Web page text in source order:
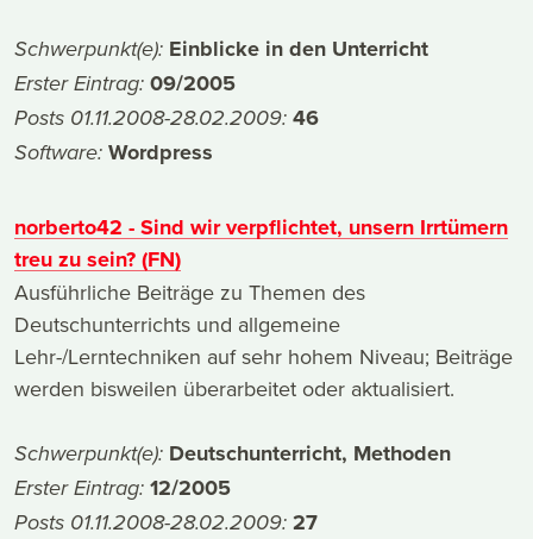
Schwerpunkt(e): Einblicke in den Unterricht
Erster Eintrag: 09/2005
Posts 01.11.2008-28.02.2009: 46
Software: Wordpress
norberto42 - Sind wir verpflichtet, unsern Irrtümern
treu zu sein? (FN)
Ausführliche Beiträge zu Themen des
Deutschunterrichts und allgemeine
Lehr-/Lerntechniken auf sehr hohem Niveau; Beiträge
werden bisweilen überarbeitet oder aktualisiert.
Schwerpunkt(e): Deutschunterricht, Methoden
Erster Eintrag: 12/2005
Posts 01.11.2008-28.02.2009: 27